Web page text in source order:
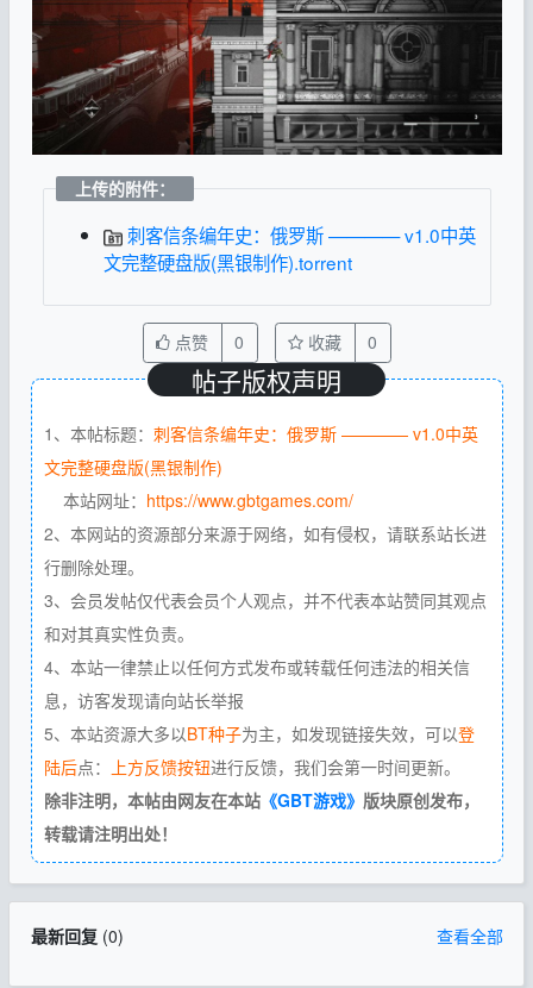
上传的附件：
刺客信条编年史：俄罗斯 ———— v1.0中英
文完整硬盘版(黑银制作).torrent
点赞 0 收藏 0
帖子版权声明
1、本帖标题： 刺客信条编年史：俄罗斯 ———— v1.0中英
文完整硬盘版(黑银制作)
本站网址： https://www.gbtgames.com/
2、本网站的资源部分来源于网络，如有侵权，请联系站长进
行删除处理。
3、会员发帖仅代表会员个人观点，并不代表本站赞同其观点
和对其真实性负责。
4、本站一律禁止以任何方式发布或转载任何违法的相关信
息，访客发现请向站长举报
5、本站资源大多以BT种子为主，如发现链接失效，可以登
陆后点： 上方反馈按钮进行反馈，我们会第一时间更新。
除非注明，本帖由网友在本站《GBT游戏》 版块原创发布，
转载请注明出处！
最新回复(0) 查看全部